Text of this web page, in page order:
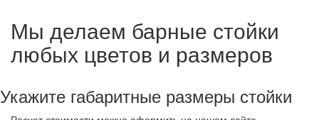
Мы делаем барные стойки
любых цветов и размеров
Укажите габаритные размеры стойки